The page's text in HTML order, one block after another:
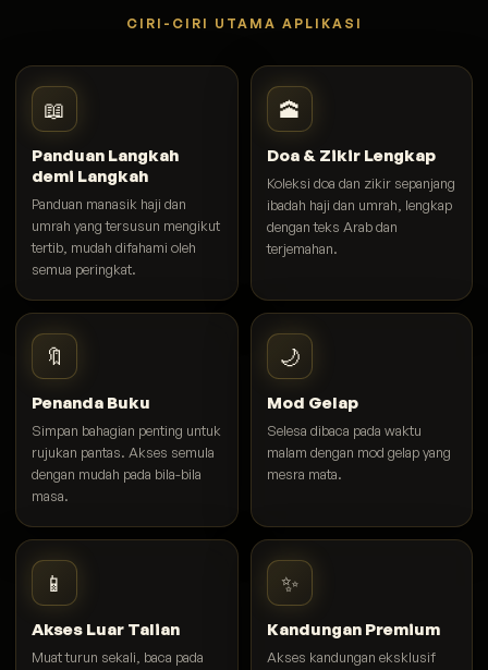
CIRI-CIRI UTAMA APLIKASI
📖
Panduan Langkah
demi Langkah
Panduan manasik haji dan
umrah yang tersusun mengikut
tertib, mudah difahami oleh
semua peringkat.
🕋
Doa & Zikir Lengkap
Koleksi doa dan zikir sepanjang
ibadah haji dan umrah, lengkap
dengan teks Arab dan
terjemahan.
🔖
Penanda Buku
Simpan bahagian penting untuk
rujukan pantas. Akses semula
dengan mudah pada bila-bila
masa.
🌙
Mod Gelap
Selesa dibaca pada waktu
malam dengan mod gelap yang
mesra mata.
📱
Akses Luar Talian
Muat turun sekali, baca pada
✨
Kandungan Premium
Akses kandungan eksklusif